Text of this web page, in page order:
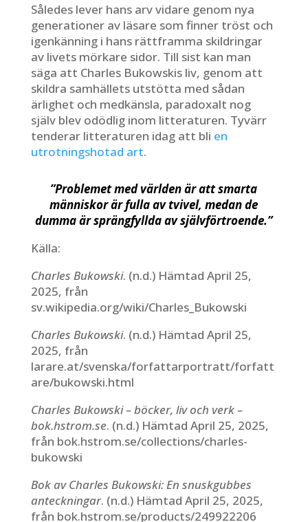
Således lever hans arv vidare genom nya
generationer av läsare som finner tröst och
igenkänning i hans rättframma skildringar
av livets mörkare sidor. Till sist kan man
säga att Charles Bukowskis liv, genom att
skildra samhällets utstötta med sådan
ärlighet och medkänsla, paradoxalt nog
själv blev odödlig inom litteraturen. Tyvärr
tenderar litteraturen idag att bli en
utrotningshotad art.
”Problemet med världen är att smarta
människor är fulla av tvivel, medan de
dumma är sprängfyllda av självförtroende.”
Källa:
Charles Bukowski. (n.d.) Hämtad April 25,
2025, från
sv.wikipedia.org/wiki/Charles_Bukowski
Charles Bukowski. (n.d.) Hämtad April 25,
2025, från
larare.at/svenska/forfattarportratt/forfatt
are/bukowski.html
Charles Bukowski – böcker, liv och verk –
bok.hstrom.se. (n.d.) Hämtad April 25, 2025,
från bok.hstrom.se/collections/charles-
bukowski
Bok av Charles Bukowski: En snuskgubbes
anteckningar. (n.d.) Hämtad April 25, 2025,
från bok.hstrom.se/products/249922206